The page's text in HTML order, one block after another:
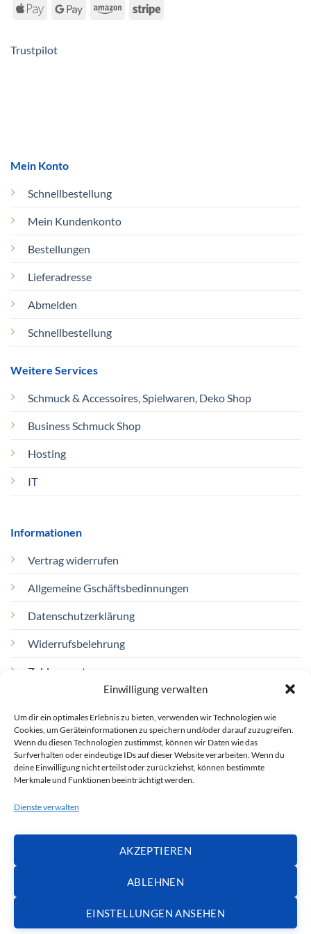
Einwilligung verwalten
Um dir ein optimales Erlebnis zu bieten, verwenden wir Technologien wie
Cookies, um Geräteinformationen zu speichern und/oder darauf zuzugreifen.
Wenn du diesen Technologien zustimmst, können wir Daten wie das
Surfverhalten oder eindeutige IDs auf dieser Website verarbeiten. Wenn du
deine Einwilligung nicht erteilst oder zurückziehst, können bestimmte
Merkmale und Funktionen beeinträchtigt werden.
Dienste verwalten
AKZEPTIEREN
ABLEHNEN
EINSTELLUNGEN ANSEHEN
Trustpilot
Mein Konto
Schnellbestellung
Mein Kundenkonto
Bestellungen
Lieferadresse
Abmelden
Schnellbestellung
Weitere Services
Schmuck & Accessoires, Spielwaren, Deko Shop
Business Schmuck Shop
Hosting
IT
Informationen
Vertrag widerrufen
Allgemeine Gschäftsbedinnungen
Datenschutzerklärung
Widerrufsbelehrung
Zahlungsarten
Impressum
Barrierefreiheitserklärung
© 2026 Mr.S.Perlenoase & IT
Services